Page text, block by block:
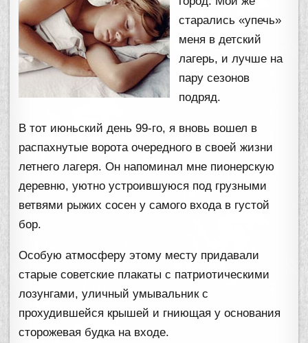
старались «упечь»
меня в детский
лагерь, и лучше на
пару сезонов
подряд.
В тот июньский день 99-го, я вновь вошел в
распахнутые ворота очередного в своей жизни
летнего лагеря. Он напоминал мне пионерскую
деревню, уютно устроившуюся под грузными
ветвями рыжих сосен у самого входа в густой
бор.
Особую атмосферу этому месту придавали
старые советские плакаты с патриотическими
лозунгами, уличный умывальник с
прохудившейся крышей и гниющая у основания
сторожевая будка на входе.